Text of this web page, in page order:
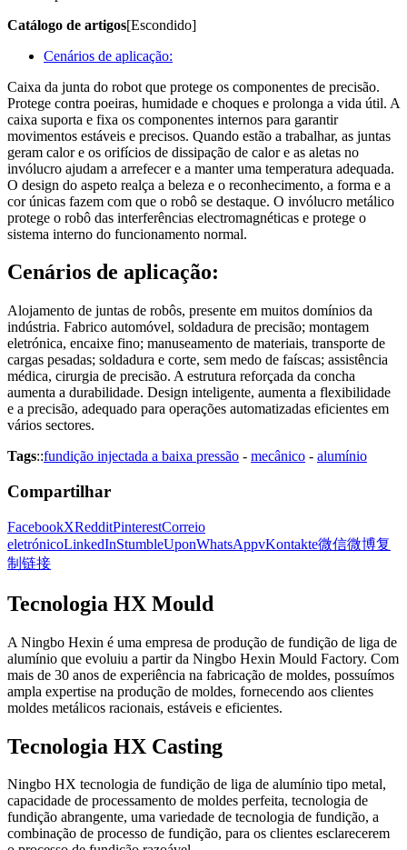
Catálogo de artigos[Escondido]
Cenários de aplicação:
Caixa da junta do robot que protege os componentes de precisão.
Protege contra poeiras, humidade e choques e prolonga a vida útil. A
caixa suporta e fixa os componentes internos para garantir
movimentos estáveis e precisos. Quando estão a trabalhar, as juntas
geram calor e os orifícios de dissipação de calor e as aletas no
invólucro ajudam a arrefecer e a manter uma temperatura adequada.
O design do aspeto realça a beleza e o reconhecimento, a forma e a
cor únicas fazem com que o robô se destaque. O invólucro metálico
protege o robô das interferências electromagnéticas e protege o
sistema interno do funcionamento normal.
Cenários de aplicação:
Alojamento de juntas de robôs, presente em muitos domínios da
indústria. Fabrico automóvel, soldadura de precisão; montagem
eletrónica, encaixe fino; manuseamento de materiais, transporte de
cargas pesadas; soldadura e corte, sem medo de faíscas; assistência
médica, cirurgia de precisão. A estrutura reforçada da concha
aumenta a durabilidade. Design inteligente, aumenta a flexibilidade
e a precisão, adequado para operações automatizadas eficientes em
vários sectores.
Tags::fundição injectada a baixa pressão - mecânico - alumínio
Compartilhar
FacebookXRedditPinterestCorreio
eletrónicoLinkedInStumbleUponWhatsAppvKontakte微信微博复
制链接
Tecnologia HX Mould
A Ningbo Hexin é uma empresa de produção de fundição de liga de
alumínio que evoluiu a partir da Ningbo Hexin Mould Factory. Com
mais de 30 anos de experiência na fabricação de moldes, possuímos
ampla expertise na produção de moldes, fornecendo aos clientes
moldes metálicos racionais, estáveis e eficientes.
Tecnologia HX Casting
Ningbo HX tecnologia de fundição de liga de alumínio tipo metal,
capacidade de processamento de moldes perfeita, tecnologia de
fundição abrangente, uma variedade de tecnologia de fundição, a
combinação de processo de fundição, para os clientes esclarecerem